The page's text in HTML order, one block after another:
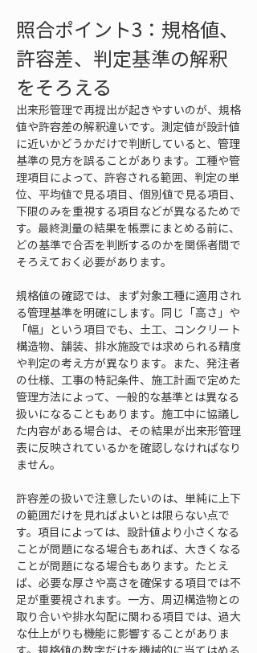
照合ポイント3：規格値、
許容差、判定基準の解釈
をそろえる
出来形管理で再提出が起きやすいのが、規格
値や許容差の解釈違いです。測定値が設計値
に近いかどうかだけで判断していると、管理
基準の見方を誤ることがあります。工種や管
理項目によって、許容される範囲、判定の単
位、平均値で見る項目、個別値で見る項目、
下限のみを重視する項目などが異なるためで
す。最終測量の結果を帳票にまとめる前に、
どの基準で合否を判断するのかを関係者間で
そろえておく必要があります。
規格値の確認では、まず対象工種に適用され
る管理基準を明確にします。同じ「高さ」や
「幅」という項目でも、土工、コンクリート
構造物、舗装、排水施設では求められる精度
や判定の考え方が異なります。また、発注者
の仕様、工事の特記条件、施工計画で定めた
管理方法によって、一般的な基準とは異なる
扱いになることもあります。施工中に協議し
た内容がある場合は、その結果が出来形管理
表に反映されているかを確認しなければなり
ません。
許容差の扱いで注意したいのは、単純に上下
の範囲だけを見ればよいとは限らない点で
す。項目によっては、設計値より小さくなる
ことが問題になる場合もあれば、大きくなる
ことが問題になる場合もあります。たとえ
ば、必要な厚さや高さを確保する項目では不
足が重要視されます。一方、周辺構造物との
取り合いや排水勾配に関わる項目では、過大
な仕上がりも機能に影響することがありま
す。規格値の数字だけを機械的に当てはめる